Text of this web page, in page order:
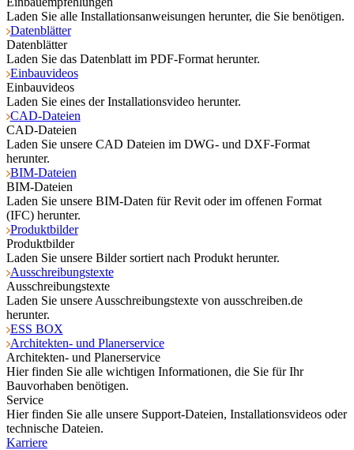
Laden Sie alle Installationsanweisungen herunter, die Sie benötigen.
Datenblätter
Datenblätter
Laden Sie das Datenblatt im PDF-Format herunter.
Einbauvideos
Einbauvideos
Laden Sie eines der Installationsvideo herunter.
CAD-Dateien
CAD-Dateien
Laden Sie unsere CAD Dateien im DWG- und DXF-Format
herunter.
BIM-Dateien
BIM-Dateien
Laden Sie unsere BIM-Daten für Revit oder im offenen Format
(IFC) herunter.
Produktbilder
Produktbilder
Laden Sie unsere Bilder sortiert nach Produkt herunter.
Ausschreibungstexte
Ausschreibungstexte
Laden Sie unsere Ausschreibungstexte von ausschreiben.de
herunter.
ESS BOX
Architekten- und Planerservice
Architekten- und Planerservice
Hier finden Sie alle wichtigen Informationen, die Sie für Ihr
Bauvorhaben benötigen.
Service
Hier finden Sie alle unsere Support-Dateien, Installationsvideos oder
technische Dateien.
Karriere